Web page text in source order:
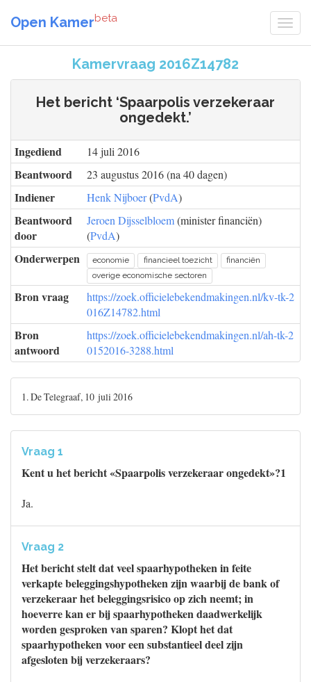
Open Kamerbeta
Kamervraag 2016Z14782
Het bericht ‘Spaarpolis verzekeraar
ongedekt.’
Ingediend 14 juli 2016
Beantwoord 23 augustus 2016 (na 40 dagen)
Indiener Henk Nijboer(PvdA)
Beantwoord
door
Jeroen Dijsselbloem(minister financiën)
(PvdA)
Onderwerpen economie financieel toezicht
financiën
overige economische sectoren
Bron vraag
https://zoek.officielebekendmakingen.nl/kv-tk-2
016Z14782.html
Bron
antwoord
https://zoek.officielebekendmakingen.nl/ah-tk-2
0152016-3288.html
1. De Telegraaf, 10 juli 2016
Vraag 1
Kent u het bericht «Spaarpolis verzekeraar ongedekt»?1
Ja.
Vraag 2
Het bericht stelt dat veel spaarhypotheken in feite
verkapte beleggingshypotheken zijn waarbij de bank of
verzekeraar het beleggingsrisico op zich neemt; in
hoeverre kan er bij spaarhypotheken daadwerkelijk
worden gesproken van sparen? Klopt het dat
spaarhypotheken voor een substantieel deel zijn
afgesloten bij verzekeraars?